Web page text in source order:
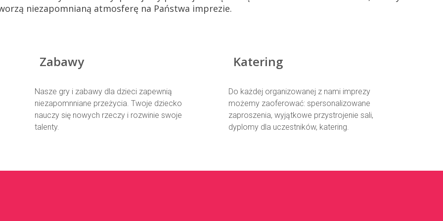
niezapomnianą atmosferę na Państwa imprezie.
Zabawy
Nasze gry i zabawy dla dzieci zapewnią
niezapomnniane przeżycia. Twoje dziecko
nauczy się nowych rzeczy i rozwinie swoje
talenty.
Katering
Do każdej organizowanej z nami imprezy
możemy zaoferować: spersonalizowane
zaproszenia, wyjątkowe przystrojenie sali,
dyplomy dla uczestników, katering.